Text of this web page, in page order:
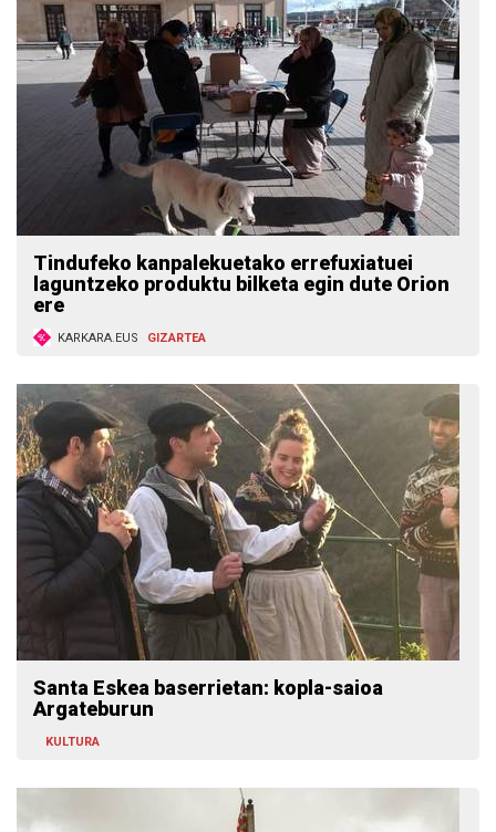
Tindufeko kanpalekuetako errefuxiatuei
laguntzeko produktu bilketa egin dute Orion
ere
KARKARA.EUS GIZARTEA
Santa Eskea baserrietan: kopla-saioa
Argateburun
KULTURA